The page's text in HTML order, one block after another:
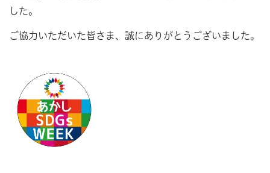
した。
ご協力いただいた皆さま、誠にありがとうございました。